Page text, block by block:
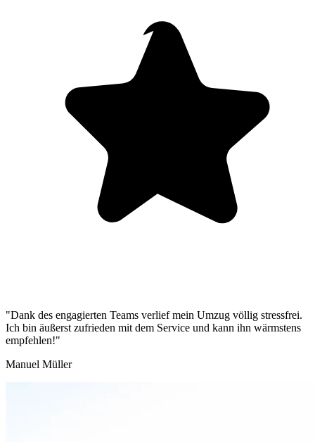
"Dank des engagierten Teams verlief mein Umzug völlig stressfrei.
Ich bin äußerst zufrieden mit dem Service und kann ihn wärmstens
empfehlen!"
Manuel Müller